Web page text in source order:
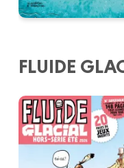
FLUIDE